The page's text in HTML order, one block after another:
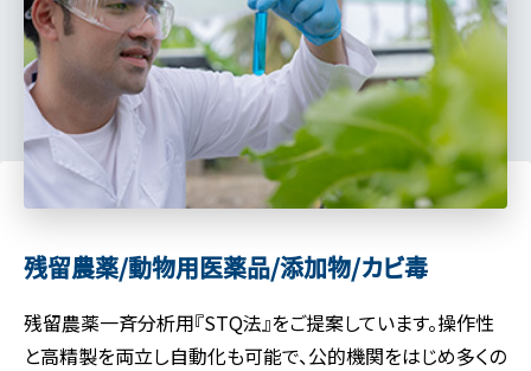
残留農薬/動物用医薬品/添加物/カビ毒
残留農薬一斉分析用『STQ法』をご提案しています。操作性
と高精製を両立し自動化も可能で、公的機関をはじめ多くの